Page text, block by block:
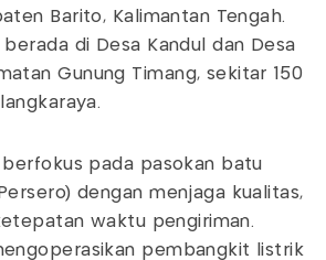
Barito, Kalimantan Tengah.
di Desa Kandul dan Desa
Gunung Timang, sekitar 150
berfokus pada pasokan batu
dengan menjaga kualitas,
waktu pengiriman.
pembangkit listrik